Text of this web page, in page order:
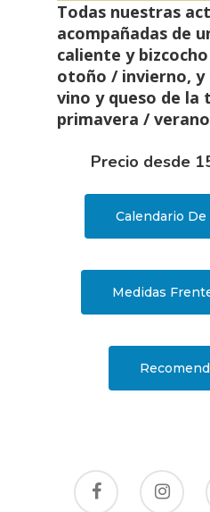
Todas nuestras
acompañadas de
caliente y
otoño / invierno, y
vino y queso de la
primavera /
Precio desde
Calendario
Medidas